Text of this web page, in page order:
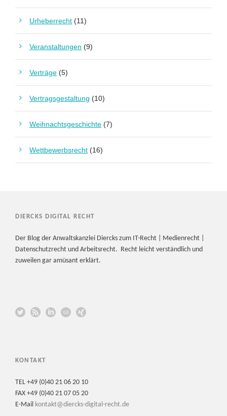
Urheberrecht (11)
Veranstaltungen (9)
Verträge (5)
Vertragsgestaltung (10)
Weihnachtsgeschichte (7)
Wettbewerbsrecht (16)
DIERCKS DIGITAL RECHT
Der Blog der Anwaltskanzlei Diercks zum IT-Recht | Medienrecht |
Datenschutzrecht und Arbeitsrecht. Recht leicht verständlich und
zuweilen gar amüsant erklärt.
KONTAKT
TEL +49 (0)40 21 06 20 10
FAX +49 (0)40 21 07 05 20
E-Mail kontakt@diercks-digital-recht.de